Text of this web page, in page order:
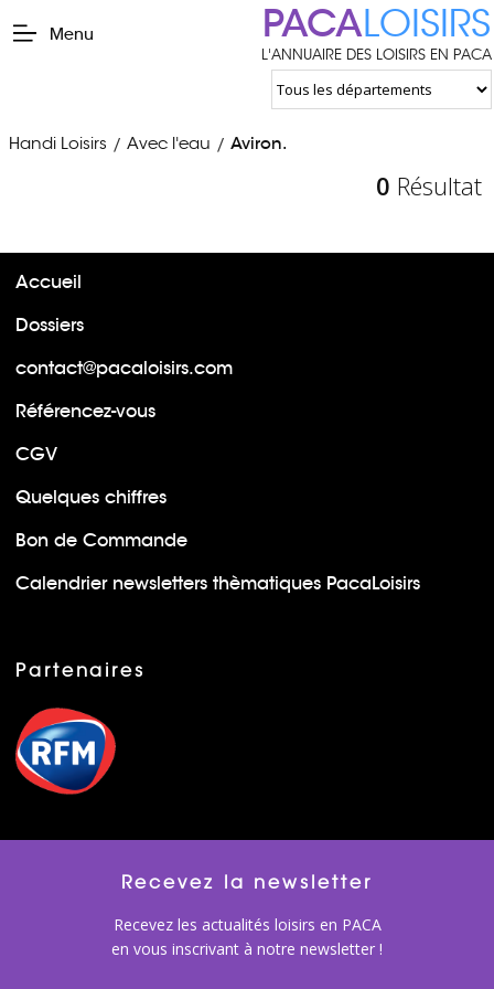
Menu PACALOISIRS
L'ANNUAIRE DES LOISIRS EN PACA
Handi Loisirs / Avec l'eau / Aviron.
0 Résultat
Accueil
Dossiers
contact@pacaloisirs.com
Référencez-vous
CGV
Quelques chiffres
Bon de Commande
Calendrier newsletters thèmatiques PacaLoisirs
Partenaires
Recevez la newsletter
Recevez les actualités loisirs en PACA
en vous inscrivant à notre newsletter !